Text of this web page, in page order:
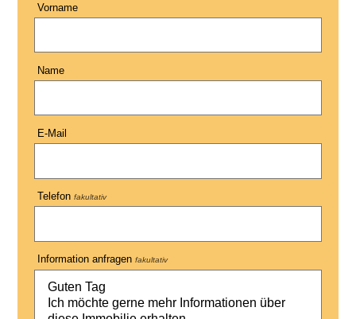
Vorname
Name
E-Mail
Telefon fakultativ
Information anfragen fakultativ